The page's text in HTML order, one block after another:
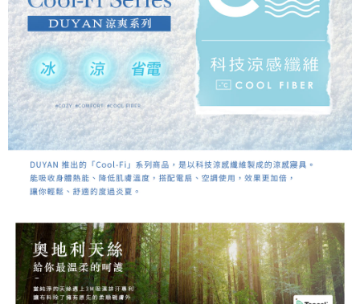
恩沛科技股份有限公司將有權停止該用戶之使用額度並採取法律行動。